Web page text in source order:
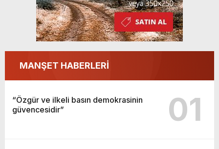
MANŞET HABERLERİ
“Özgür ve ilkeli basın demokrasinin
güvencesidir”
01